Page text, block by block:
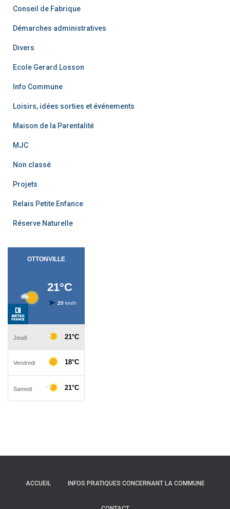
Conseil de Fabrique
Démarches administratives
Divers
Ecole Gerard Losson
Info Commune
Loisirs, idées sorties et événements
Maison de la Parentalité
MJC
Non classé
Projets
Relais Petite Enfance
Réserve Naturelle
ACCUEIL INFOS PRATIQUES CONCERNANT LA COMMUNE